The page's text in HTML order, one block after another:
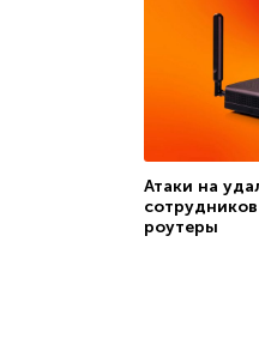
Атаки на
роутеры